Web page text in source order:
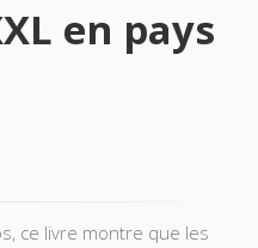
en pays
ce livre montre que les